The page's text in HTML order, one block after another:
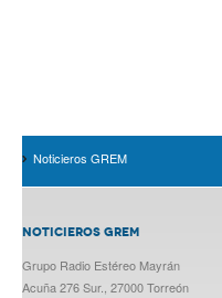
Noticieros GREM
NOTICIEROS GREM
Grupo Radio Estéreo Mayrán
Acuña 276 Sur., 27000 Torreón